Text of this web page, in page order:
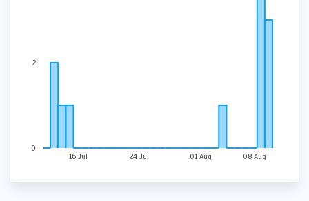
16 Jul 24 Jul 01 Aug 08 Aug
0
2